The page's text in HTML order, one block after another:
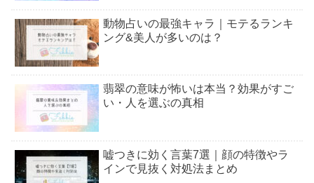
動物占いの最強キャラ｜モテるランキ
ング&美人が多いのは？
翡翠の意味が怖いは本当？効果がすご
い・人を選ぶの真相
嘘つきに効く言葉7選｜顔の特徴やラ
インで見抜く対処法まとめ